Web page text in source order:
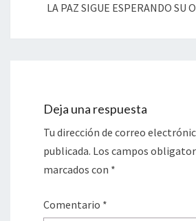
LA PAZ SIGUE ESPERANDO SU
Deja una respuesta
Tu dirección de correo
publicada. Los campos
marcados con *
Comentario *